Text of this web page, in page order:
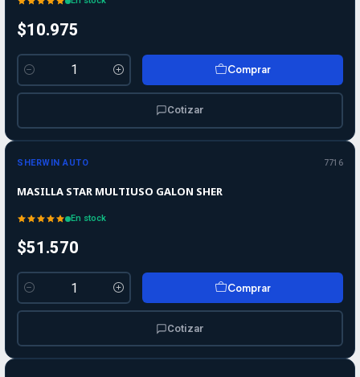
$10.975
Cantidad
Comprar
Cotizar
SHERWIN AUTO 7716
MASILLA STAR MULTIUSO GALON SHER
En stock
$51.570
Cantidad
Comprar
Cotizar